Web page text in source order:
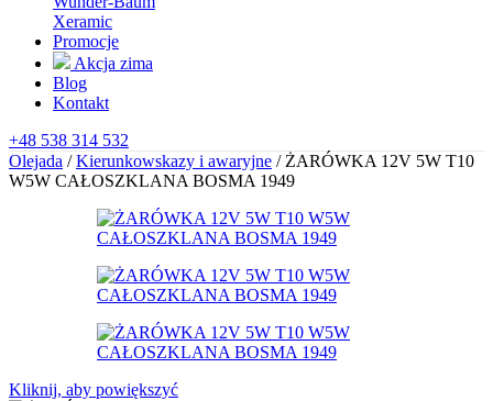
Xeramic
Promocje
Akcja zima
Blog
Kontakt
+48 538 314 532
Olejada /Kierunkowskazy i awaryjne / ŻARÓWKA 12V 5W T10
W5W CAŁOSZKLANA BOSMA 1949
Kliknij, aby powiększyć